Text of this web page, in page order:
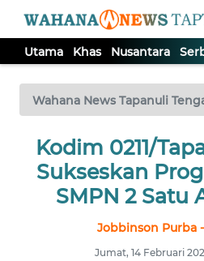
Utama Khas Nusantara
Wahana News Tapanuli
Kodim 0211/
Sukseskan
SMPN 2 Satu
Jobbinson Purba
Jumat, 14 Februari
TV
Tutup
UTAMA